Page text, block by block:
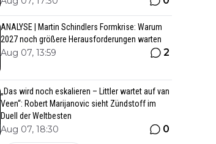
ANALYSE | Martin Schindlers Formkrise: Warum
2027 noch größere Herausforderungen warten
Aug 07, 13:59 2
„Das wird noch eskalieren – Littler wartet auf van
Veen“: Robert Marijanovic sieht Zündstoff im
Duell der Weltbesten
Aug 07, 18:30 0